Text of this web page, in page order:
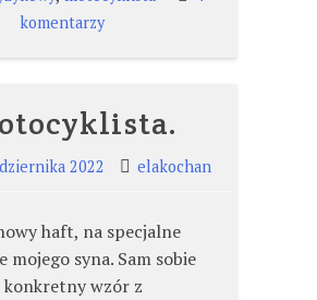
komentarzydo
2.
2022 elakochan
haft, na specjalne
mojego syna. Sam sobie
konkretny wzór z